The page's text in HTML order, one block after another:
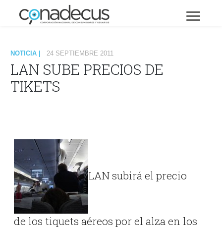
NOTICIA | 24 SEPTIEMBRE 2011
LAN SUBE PRECIOS DE
TIKETS
LAN subirá el precio
de los tiquets aéreos por el alza en los